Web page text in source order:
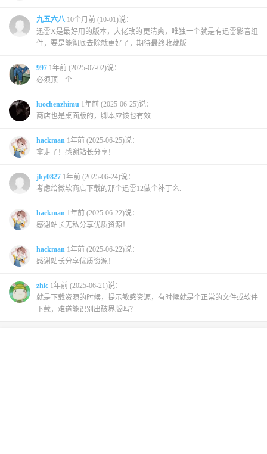
九五六八 10个月前 (10-01)说：
迅雷X是最好用的版本，大佬改的更清爽，唯独一个就是有迅雷影音组
件，要是能彻底去除就更好了，期待最终收藏版
997 1年前 (2025-07-02)说：
必须顶一个
luochenzhimu 1年前 (2025-06-25)说：
商店也是桌面版的，脚本应该也有效
hackman 1年前 (2025-06-25)说：
拿走了！感谢站长分享！
jhy0827 1年前 (2025-06-24)说：
考虑给微软商店下载的那个迅雷12做个补丁么.
hackman 1年前 (2025-06-22)说：
感谢站长无私分享优质资源！
hackman 1年前 (2025-06-22)说：
感谢站长分享优质资源！
zhic 1年前 (2025-06-21)说：
就是下载资源的时候，提示敏感资源，有时候就是个正常的文件或软件
下载，难道能识别出破界版吗？